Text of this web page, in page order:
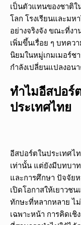
เป็นตัวแทนของชาติ
โลก โรงเรียนและมห
อย่างจริงจัง ขณะที่ง
เพิ่มขึ้นเรื่อย ๆ บทค
นิยมในหมู่เกมเมอร์ช
กำลังเปลี่ยนแปลงอน
ทำไมอีสปอร์
ประเทศไทย
อีสปอร์ตในประเทศไ
เท่านั้น แต่ยังมีบทบา
และการศึกษา ปัจจัย
เปิดโอกาสให้เยาว
ทักษะที่หลากหลาย ไ
เฉพาะหน้า การคิดเชิ